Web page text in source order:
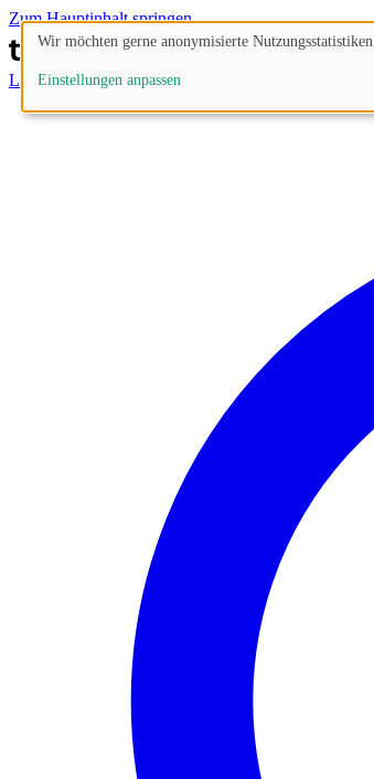
Zum Hauptinhalt springen
LösungenProzesseFunktionen
Wir möchten gerne anonymisierte
Einstellungen anpassen